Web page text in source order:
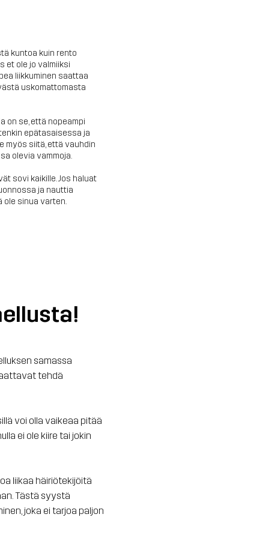
kuntoa kuin rento
et ole jo valmiiksi
liikkuminen saattaa
uskomattomasta
on se, että nopeampi
epätasaisessa ja
myös siitä, että vauhdin
olevia vammoja.
sovi kaikille. Jos haluat
ja nauttia
ole sinua varten.
samassa
tehdä
voi olla vaikeaa pitää
ei ole kiire tai jokin
liikaa häiriötekijöitä
Tästä syystä
joka ei tarjoa paljon